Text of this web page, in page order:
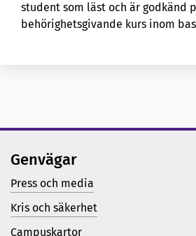
student som läst och är godkänd
behörighetsgivande kurs inom
Genvägar
Press och media
Kris och säkerhet
Campuskartor